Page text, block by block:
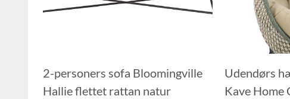
2-personers sofa Bloomingville
Hallie flettet rattan natur
Udendørs
Kave Home